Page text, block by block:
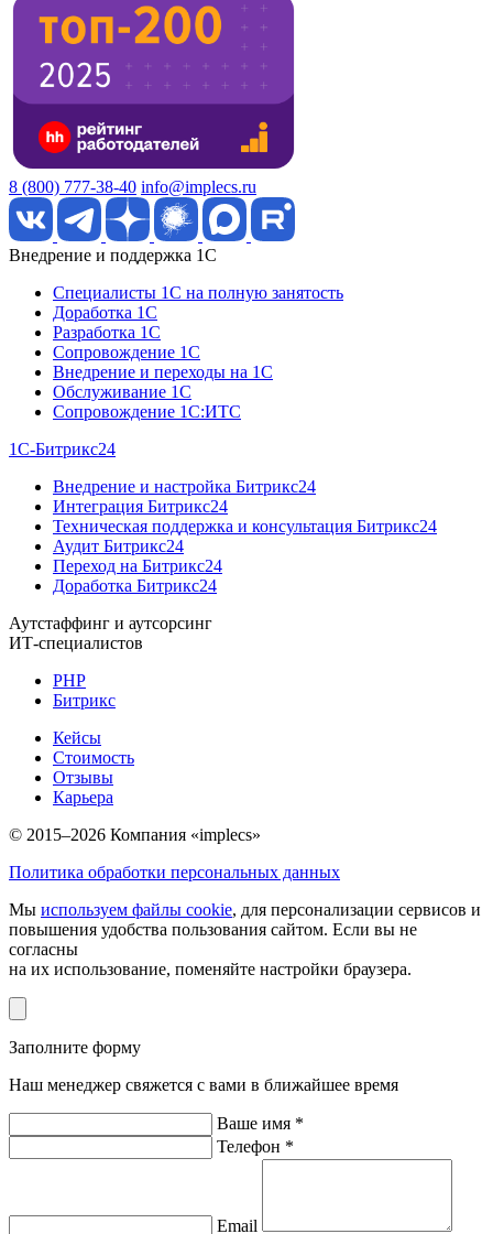
8 (800) 777-38-40 info@implecs.ru
Внедрение и поддержка 1C
Специалисты 1C на полную занятость
Доработка 1C
Разработка 1C
Сопровождение 1C
Внедрение и переходы на 1C
Обслуживание 1C
Сопровождение 1C:ИТС
1С-Битрикс24
Внедрение и настройка Битрикс24
Интеграция Битрикс24
Техническая поддержка и консультация Битрикс24
Аудит Битрикс24
Переход на Битрикс24
Доработка Битрикс24
Аутстаффинг и аутсорсинг
ИТ-специалистов
PHP
Битрикс
Кейсы
Стоимость
Отзывы
Карьера
© 2015–2026 Компания «implecs»
Политика обработки персональных данных
Мы используем файлы cookie, для персонализации сервисов и
повышения удобства пользования сайтом. Если вы не
согласны
на их использование, поменяйте настройки браузера.
Заполните форму
Наш менеджер свяжется с вами в ближайшее время
Ваше имя *
Телефон *
Email